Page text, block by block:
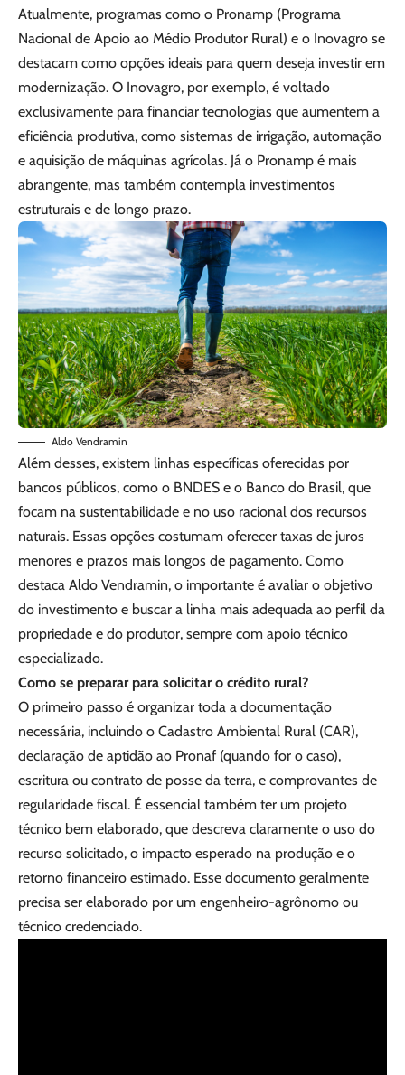
Atualmente, programas como o Pronamp (Programa
Nacional de Apoio ao Médio Produtor Rural) e o Inovagro se
destacam como opções ideais para quem deseja investir em
modernização. O Inovagro, por exemplo, é voltado
exclusivamente para financiar tecnologias que aumentem a
eficiência produtiva, como sistemas de irrigação, automação
e aquisição de máquinas agrícolas. Já o Pronamp é mais
abrangente, mas também contempla investimentos
estruturais e de longo prazo.
Aldo Vendramin
Além desses, existem linhas específicas oferecidas por
bancos públicos, como o BNDES e o Banco do Brasil, que
focam na sustentabilidade e no uso racional dos recursos
naturais. Essas opções costumam oferecer taxas de juros
menores e prazos mais longos de pagamento. Como
destaca Aldo Vendramin, o importante é avaliar o objetivo
do investimento e buscar a linha mais adequada ao perfil da
propriedade e do produtor, sempre com apoio técnico
especializado.
Como se preparar para solicitar o crédito rural?
O primeiro passo é organizar toda a documentação
necessária, incluindo o Cadastro Ambiental Rural (CAR),
declaração de aptidão ao Pronaf (quando for o caso),
escritura ou contrato de posse da terra, e comprovantes de
regularidade fiscal. É essencial também ter um projeto
técnico bem elaborado, que descreva claramente o uso do
recurso solicitado, o impacto esperado na produção e o
retorno financeiro estimado. Esse documento geralmente
precisa ser elaborado por um engenheiro-agrônomo ou
técnico credenciado.